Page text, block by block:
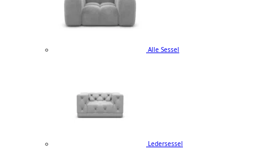
Alle Sessel
Ledersessel